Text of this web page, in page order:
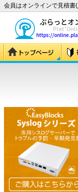
会員はオンラインで見積書(